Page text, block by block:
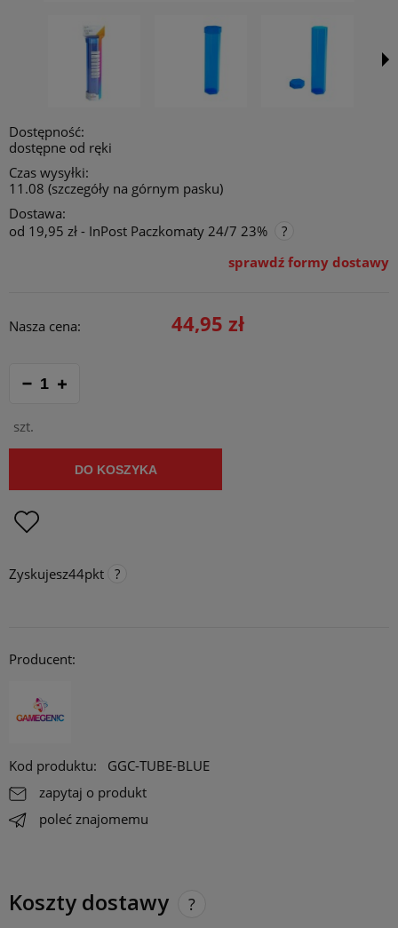
Dostępność:
dostępne od ręki
Czas wysyłki:
11.08 (szczegóły na górnym pasku)
Dostawa:
od 19,95 zł - InPost Paczkomaty 24/7 23%
Cena nie zawiera ewentualnych kosztów płatnościsprawdź formy dostawy
Nasza cena: 44,95 zł
szt.
DO KOSZYKA
Zyskujesz44pkt
stacjonarnie i na targach/ konwentach.
Producent:
Kod produktu:
GGC-TUBE-BLUE
zapytaj o produkt
poleć znajomemu
Koszty dostawy